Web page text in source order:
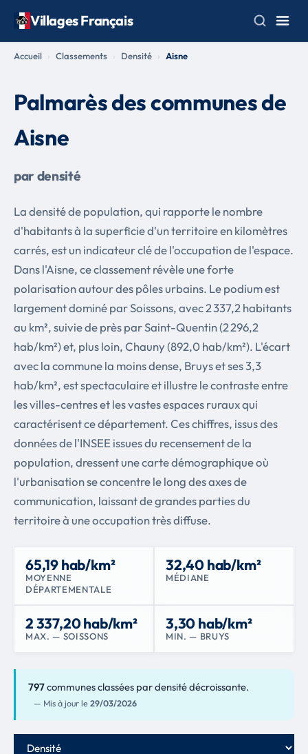
Villages Français
Accueil Classements Densité Aisne
Palmarès des communes de
Aisne
par densité
La densité de population, qui rapporte le nombre
d'habitants à la superficie d'un territoire en kilomètres
carrés, est un indicateur clé de l'occupation de l'espace.
Dans l'Aisne, ce classement révèle une forte
polarisation autour des pôles urbains. Le podium est
largement dominé par Soissons, avec 2 337,2 habitants
au km², suivie de près par Saint-Quentin (2 296,2
hab/km²) et, plus loin, Chauny (892,0 hab/km²). L'écart
avec la commune la moins dense, Bruys et ses 3,3
hab/km², est spectaculaire et illustre le contraste entre
les villes-centres et les vastes espaces ruraux qui
caractérisent ce département. Ces chiffres, issus des
données de l'INSEE issues du recensement de la
population, dressent une carte démographique où
l'urbanisation se concentre le long des axes de
communication, laissant de grandes parties du
territoire à une occupation très diffuse.
65,19 hab/km²
MOYENNE
DÉPARTEMENTALE
32,40 hab/km²
MÉDIANE
2 337,20 hab/km²
MAX. — SOISSONS
3,30 hab/km²
MIN. — BRUYS
797communes classées par densité décroissante.
— Mis à jour le 29/03/2026
Critère de classement